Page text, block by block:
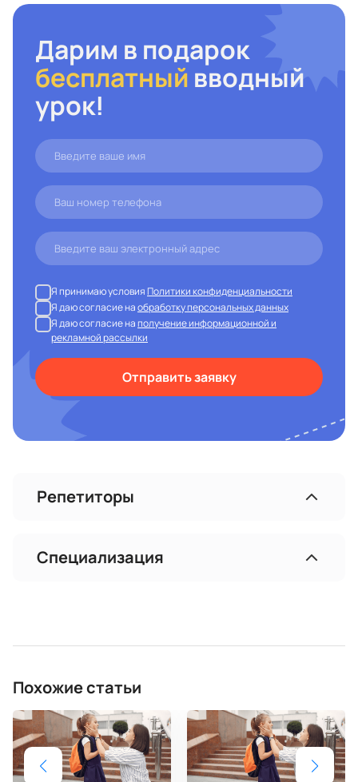
Дарим в подарок
бесплатный вводный
урок!
Я принимаю условияПолитики конфиденциальности
Я даю согласие наобработку персональных данных
Я даю согласие наполучение информационной и
рекламной рассылки
Отправить заявку
Репетиторы
Специализация
Похожие статьи